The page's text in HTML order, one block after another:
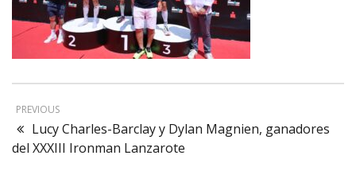
PREVIOUS
Lucy Charles-Barclay y Dylan Magnien, ganadores
del XXXIII Ironman Lanzarote